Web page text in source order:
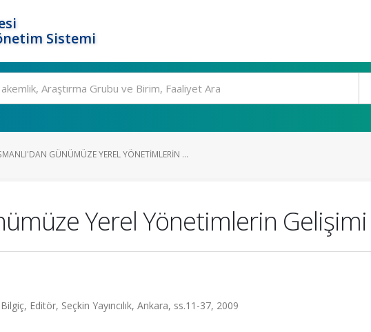
Sistemi
GÜNÜMÜZE YEREL YÖNETIMLERIN ...
Yerel Yönetimlerin Gelişimi
Editör, Seçkin Yayıncılık, Ankara, ss.11-37, 2009